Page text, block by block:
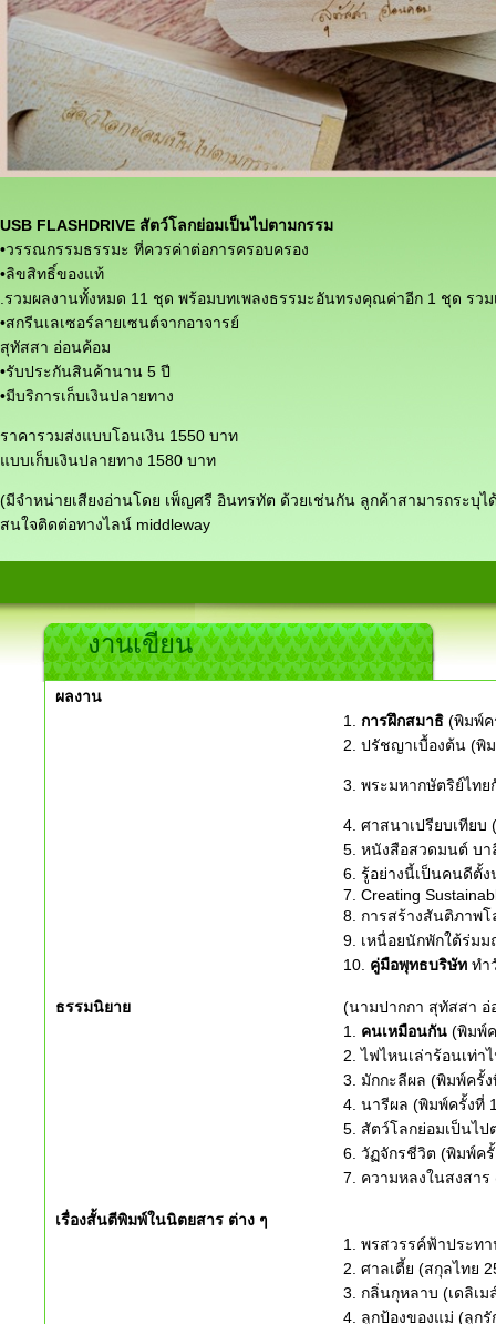
USB FLASHDRIVE สัตว์โลกย่อมเป็นไปตามกรรม
•วรรณกรรมธรรมะ ที่ควรค่าต่อการครอบครอง
•ลิขสิทธิ์ของแท้
.รวมผลงานทั้งหมด 11 ชุด พร้อมบทเพลงธรรมะอันทรงคุณค่าอีก 1 ชุด รว
•สกรีนเลเซอร์ลายเซนต์จากอาจารย์
สุทัสสา อ่อนค้อม
•รับประกันสินค้านาน 5 ปี
•มีบริการเก็บเงินปลายทาง
ราคารวมส่งแบบโอนเงิน 1550 บาท
แบบเก็บเงินปลายทาง 1580 บาท
(มีจำหน่ายเสียงอ่านโดย เพ็ญศรี อินทรทัต ด้วยเช่นกัน ลูกค้าสามารถระบุไ
สนใจติดต่อทางไลน์ middleway
งานเขียน
ผลงาน
1. การฝึกสมาธิ(พิมพ์ค
2. ปรัชญาเบื้องต้น (พิ
3. พระมหากษัตริย์ไท
4. ศาสนาเปรียบเทียบ
5. หนังสือสวดมนต์ บา
6. รู้อย่างนี้เป็นคนดีตั้
7. Creating
8. การสร้างสันติภาพ
9. เหนื่อยนักพักใต้ร่ม
10. คู่มือพุทธบริษัททำ
ธรรมนิยาย
(นามปากกา สุทัสสา อ่
1. คนเหมือนกัน(พิมพ์ค
2. ไฟไหนเล่าร้อนเท่า
3. มักกะลีผล (พิมพ์ครั้ง
4. นารีผล (พิมพ์ครั้งที่
5. สัตว์โลกย่อมเป็นไ
6. วัฏจักรชีวิต (พิมพ์ค
7. ความหลงในสงสาร
เรื่องสั้นตีพิมพ์ในนิตยสาร ต่าง ๆ
1. พรสวรรค์ฟ้าประท
2. ศาลเตี้ย (สกุลไทย
3. กลิ่นกุหลาบ (เดลิเม
4. ลูกป้องของแม่ (ลูกรั